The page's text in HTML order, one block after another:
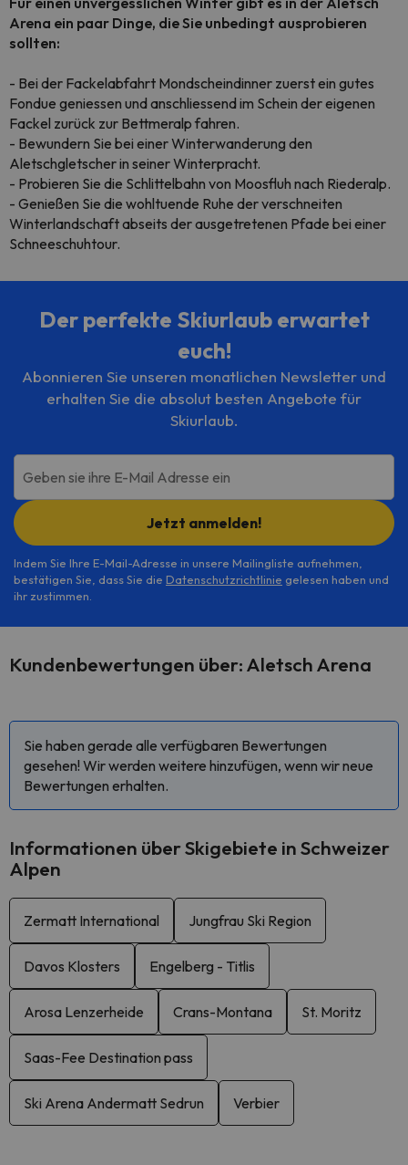
Arena ein paar Dinge, die Sie unbedingt ausprobieren
sollten:
- Bei der Fackelabfahrt Mondscheindinner zuerst ein gutes
Fondue geniessen und anschliessend im Schein der eigenen
Fackel zurück zur Bettmeralp fahren.
- Bewundern Sie bei einer Winterwanderung den
Aletschgletscher in seiner Winterpracht.
- Probieren Sie die Schlittelbahn von Moosfluh nach Riederalp.
- Genießen Sie die wohltuende Ruhe der verschneiten
Winterlandschaft abseits der ausgetretenen Pfade bei einer
Schneeschuhtour.
Der perfekte Skiurlaub erwartet
euch!
Abonnieren Sie unseren monatlichen Newsletter und
erhalten Sie die absolut besten Angebote für
Skiurlaub.
Geben sie ihre E-Mail Adresse ein
Jetzt anmelden!
Indem Sie Ihre E-Mail-Adresse in unsere Mailingliste aufnehmen,
bestätigen Sie, dass Sie die Datenschutzrichtlinie gelesen haben und
ihr zustimmen.
Kundenbewertungen über: Aletsch Arena
Sie haben gerade alle verfügbaren Bewertungen
gesehen! Wir werden weitere hinzufügen, wenn wir neue
Bewertungen erhalten.
Informationen über Skigebiete in Schweizer
Alpen
Zermatt International Jungfrau Ski Region
Davos Klosters Engelberg - Titlis
Arosa Lenzerheide Crans-Montana St. Moritz
Saas-Fee Destination pass
Ski Arena Andermatt Sedrun Verbier